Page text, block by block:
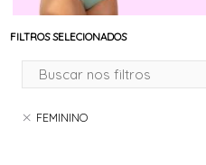
FILTROS SELECIONADOS
FEMININO